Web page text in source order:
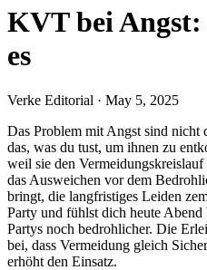
KVT bei
es
Verke Editorial · May 5, 2025
Das Problem mit Angst sind nicht
das, was du tust, um ihnen zu
weil sie den
das Ausweichen vor dem
bringt, die langfristiges Leiden
Party und fühlst dich heute Abend
Partys noch bedrohlicher. Die
bei, dass Vermeidung gleich
erhöht den Einsatz.